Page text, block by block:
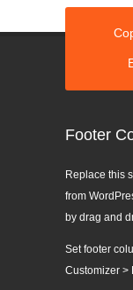
Footer
Replace this
from
by drag and
Set footer
Customizer >